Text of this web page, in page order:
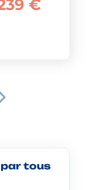
€
par tous